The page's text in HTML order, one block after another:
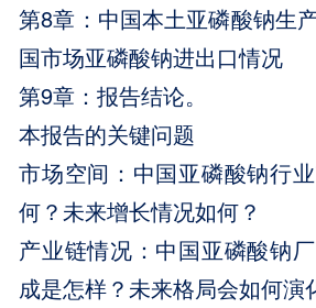
第8章：中国本土亚磷酸钠生
国市场亚磷酸钠进出口情况
第9章：报告结论。
本报告的关键问题
市场空间：中国亚磷酸钠行业
何？未来增长情况如何？
产业链情况：中国亚磷酸钠
成是怎样？未来格局会如何演